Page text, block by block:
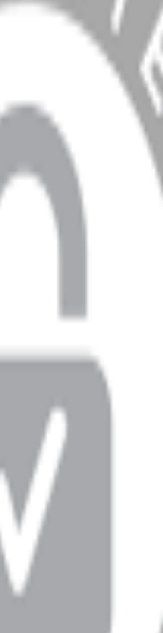
441 40 44
441 40 44
09:30 - 19:30,